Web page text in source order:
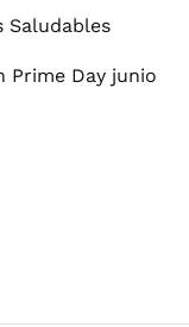
Saludables
Prime Day junio